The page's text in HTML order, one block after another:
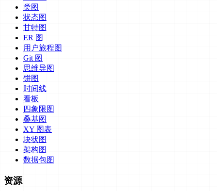
类图
状态图
甘特图
ER 图
用户旅程图
Git 图
思维导图
饼图
时间线
看板
四象限图
桑基图
XY 图表
块状图
架构图
数据包图
资源